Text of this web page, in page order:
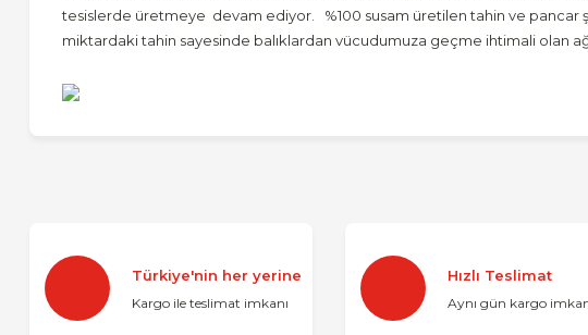
tesislerde üretmeye devam ediyor. %100 susam üretilen tahin ve pancar
miktardaki tahin sayesinde balıklardan vücudumuza geçme ihtimali olan
Ürün resmi kalitesiz, bozuk veya görüntülenemiyor.
Ürün açıklamasında eksik bilgiler bulunuyor.
Türkiye'nin her yerine
Kargo ile teslimat imkanı
Hızlı Teslimat
Aynı gün kargo